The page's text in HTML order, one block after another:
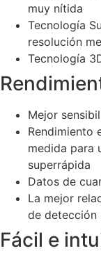
muy nítida
Tecnología
resolución
Tecnología
Mejor
Rendimiento
medida para
superrápida
Datos de
La mejor
de detección
Fácil e